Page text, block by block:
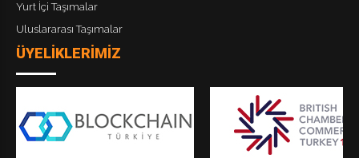
Yurt İçi Taşımalar
Uluslararası Taşımalar
ÜYELİKLERİMİZ